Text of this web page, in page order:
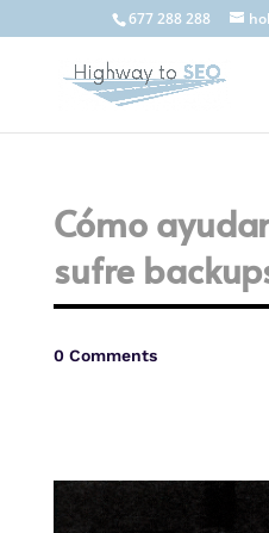
677 288 288
Cómo
sufre
0 Comments